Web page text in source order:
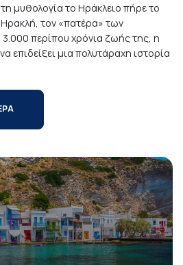
μυθολογία το Ηράκλειο πήρε το
τον «πατέρα» των
περίπου χρόνια ζωής της, η
επιδείξει μια πολυτάραχη ιστορία